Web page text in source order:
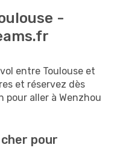
-
entre Toulouse et
et réservez dès
aller à Wenzhou
pour